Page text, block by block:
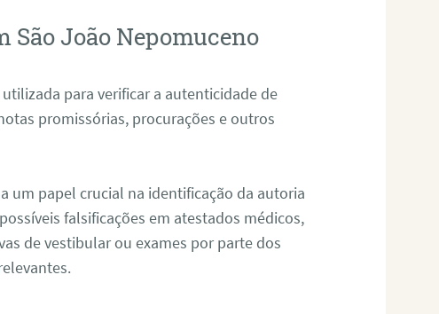
São João Nepomuceno
para verificar a autenticidade de
promissórias, procurações e outros
um papel crucial na identificação da autoria
falsificações em atestados médicos,
de vestibular ou exames por parte dos